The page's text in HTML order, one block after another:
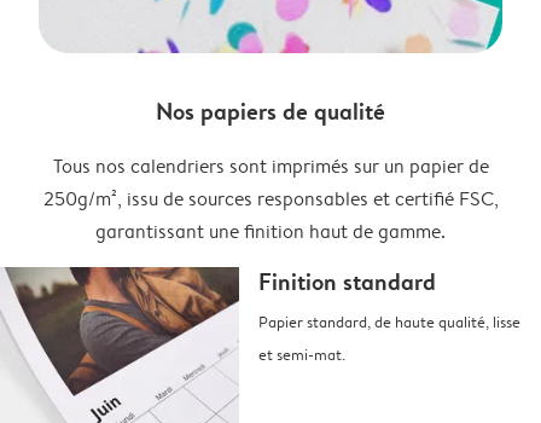
Nos papiers de qualité
Tous nos calendriers sont imprimés sur un papier de
250g/m², issu de sources responsables et certifié FSC,
garantissant une finition haut de gamme.
Finition standard
Papier standard, de haute qualité, lisse
et semi-mat.